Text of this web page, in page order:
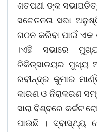
ଶତପଥୀ ଙ୍କ
ସଚେତନତା ସଭା
ଗଠନ କରିବା ପାଇଁ
।ଏହି ସଭାରେ
ଚିକିତ୍ସାଳୟର ମୁଖ୍ୟ
ରବୀନ୍ଦ୍ର କୁମାର
କାରଣ ଓ ନିରାକରଣ
ସାରା ବିଶ୍ବରେ କର୍କଟ
ପାଉଛି । ସ୍ବାସ୍ଥ୍ୟ